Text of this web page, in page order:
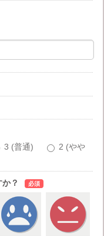
3 (普通)
2 (やや
？ 必須